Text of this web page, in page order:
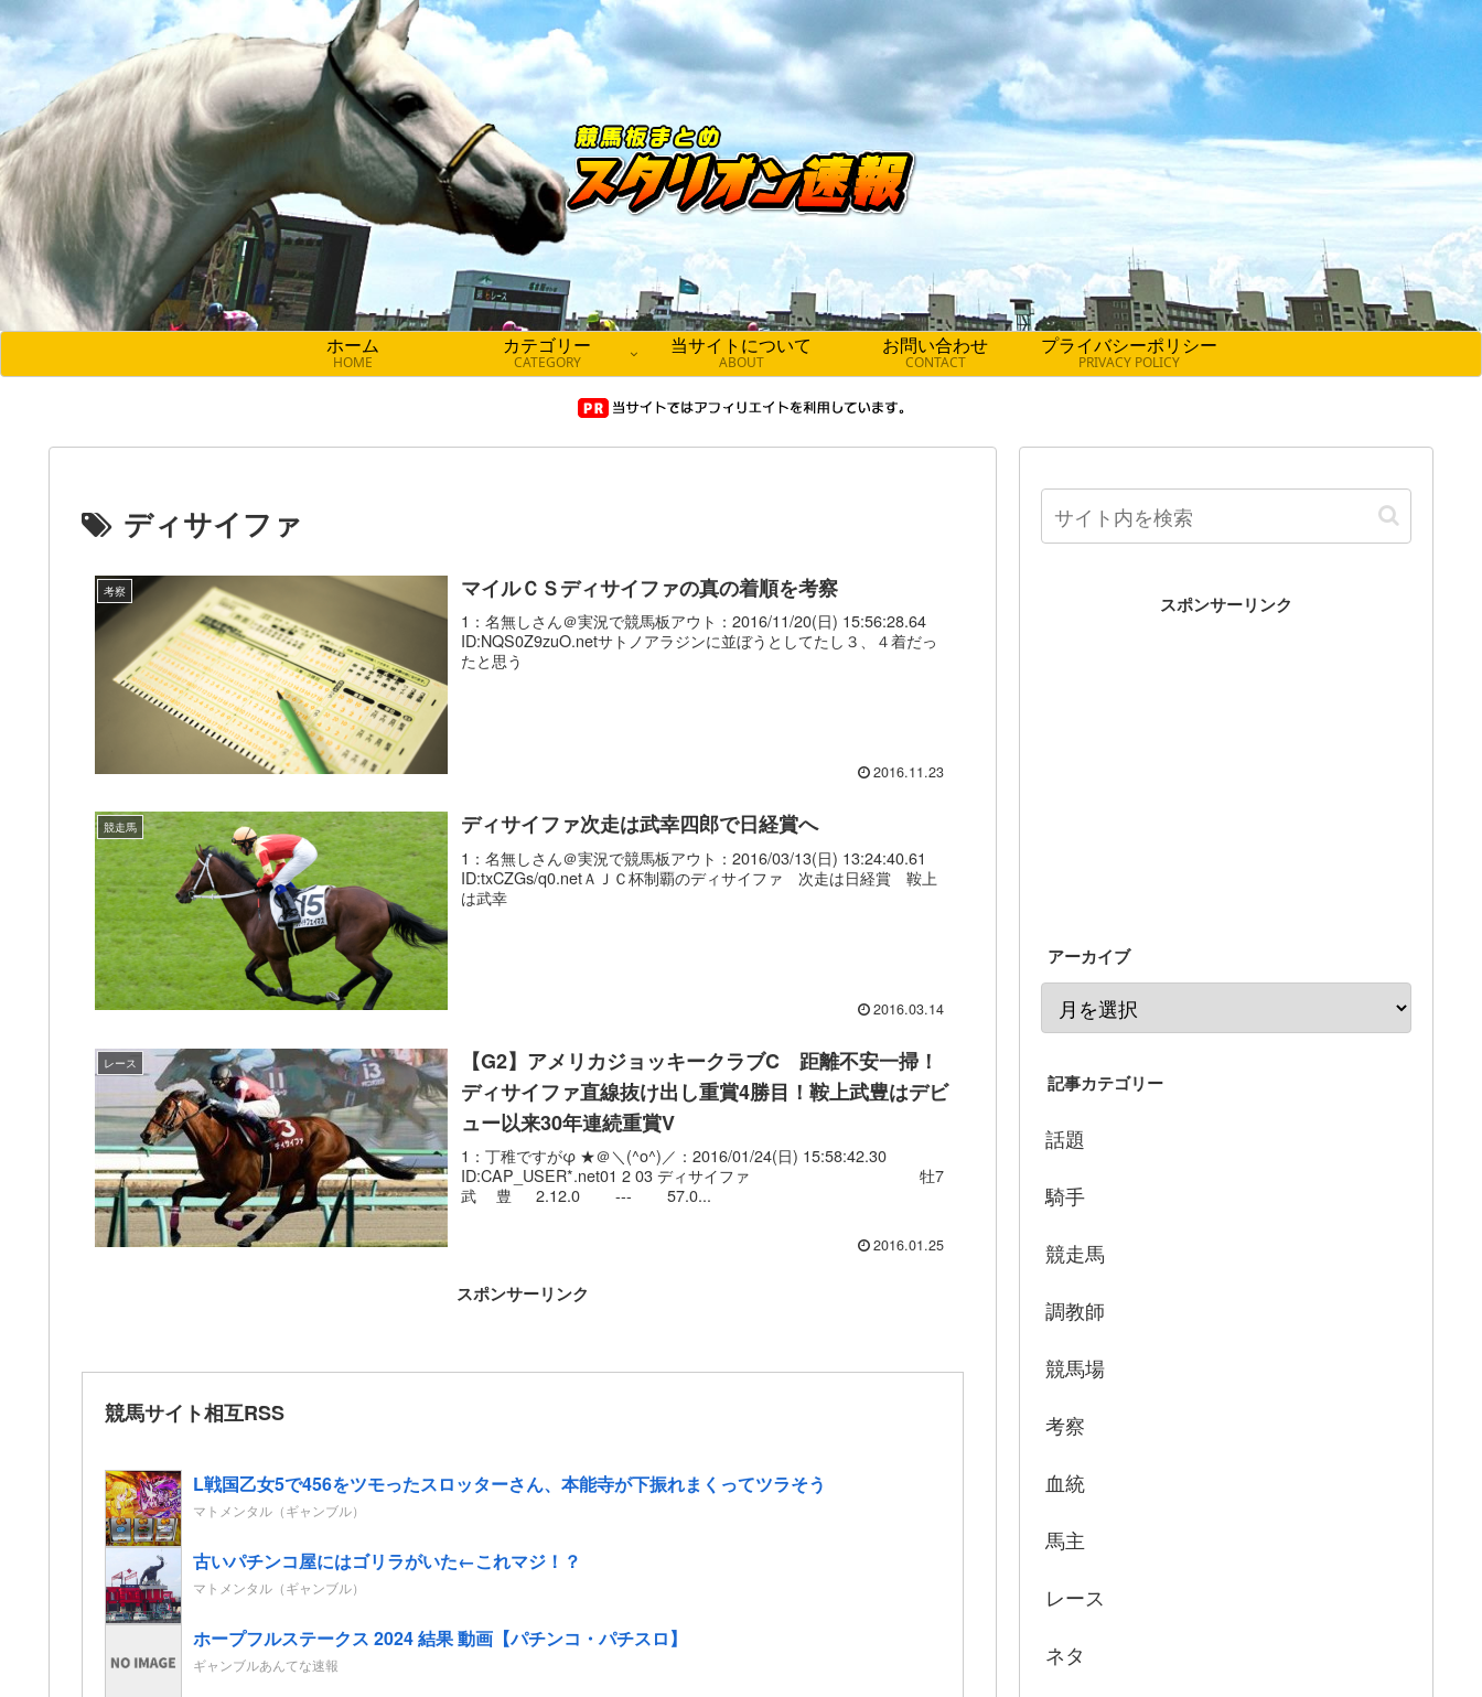
ホーム
HOME
カテゴリー
CATEGORY
当サイトについて
ABOUT
お問い合わせ
CONTACT
プライバシーポリシー
PRIVACY POLICY
ディサイファ
考察 マイルＣＳディサイファの真の着順を考察
1：名無しさん＠実況で競馬板アウト：2016/11/20(日) 15:56:28.64
ID:NQS0Z9zuO.netサトノアラジンに並ぼうとしてたし３、４着だっ
たと思う
2016.11.23
競走馬 ディサイファ次走は武幸四郎で日経賞へ
1：名無しさん＠実況で競馬板アウト：2016/03/13(日) 13:24:40.61
ID:txCZGs/q0.netＡＪＣ杯制覇のディサイファ 次走は日経賞 鞍上
は武幸
2016.03.14
レース
【G2】アメリカジョッキークラブC 距離不安一掃！
ディサイファ直線抜け出し重賞4勝目！鞍上武豊はデビ
ュー以来30年連続重賞V
1：丁稚ですがφ ★＠＼(^o^)／：2016/01/24(日) 15:58:42.30
ID:CAP_USER*.net01 2 03 ディサイファ 牡7
武 豊 2.12.0 --- 57.0...
2016.01.25
スポンサーリンク
競馬サイト相互RSS
L戦国乙女5で456をツモったスロッターさん、本能寺が下振れまくってツラそう
マトメンタル（ギャンブル）
古いパチンコ屋にはゴリラがいた←これマジ！？
マトメンタル（ギャンブル）
ホープフルステークス 2024 結果 動画【パチンコ・パチスロ】
ギャンブルあんてな速報
スポンサーリンク
アーカイブ
記事カテゴリー
話題
騎手
競走馬
調教師
競馬場
考察
血統
馬主
レース
ネタ